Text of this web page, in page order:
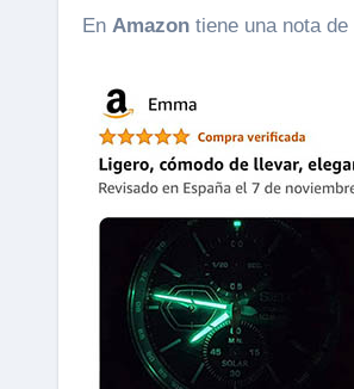
En Amazon tiene una nota de